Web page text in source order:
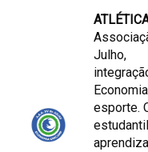
Julho,
esporte.